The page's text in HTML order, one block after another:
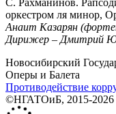
С. Рахманинов.
оркестром ля минор,
Анаит Казарян
Дирижер – Дмитрий
Новосибирский
Оперы и Балета
Противодействие
©НГАТОиБ, 2015-2026